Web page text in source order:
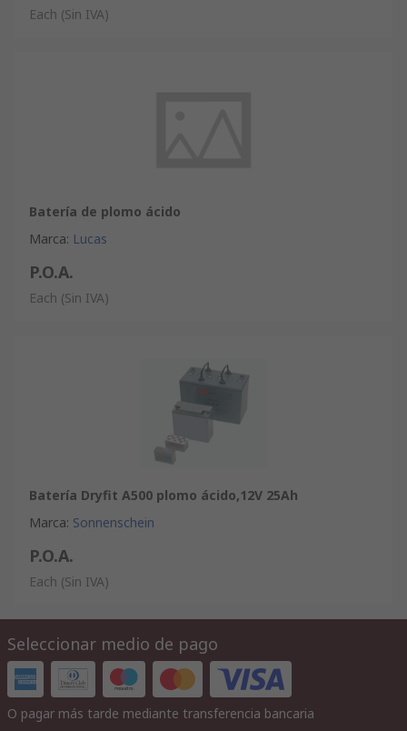
Each (Sin IVA)
Batería de plomo ácido
Marca: Lucas
P.O.A.
Each (Sin IVA)
Batería Dryfit A500 plomo ácido,12V 25Ah
Marca: Sonnenschein
P.O.A.
Each (Sin IVA)
Seleccionar medio de pago
O pagar más tarde mediante transferencia bancaria